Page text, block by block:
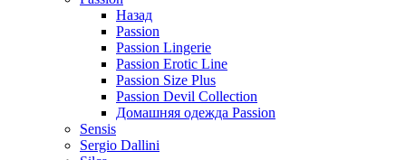
Назад
Passion
Passion Lingerie
Passion Erotic Line
Passion Size Plus
Passion Devil Collection
Домашняя одежда Passion
Sensis
Sergio Dallini